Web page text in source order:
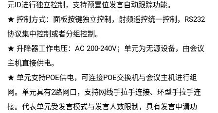
元ID进行独立控制，支持预置位发言自动跟踪功能。
★ 控制方式：面板按键独立控制，射频遥控统一控制，RS232
协议集中控制或者分组控制。
★ 升降器工作电压：AC 200-240V；单元为无源设备，由会议
主机直接供电。
★ 单元支持POE供电，可连接POE交换机与会议主机进行组
网。单元具有2路网口，支持网线手拉手连接、环型手拉手连
接。代表单元受发言模式与发言人数限制，具有发言申请功